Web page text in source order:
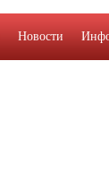
Новости